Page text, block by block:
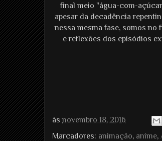
final meio "água-com-
apesar da decadência
nessa mesma fase, somos
e reflexões dos episódios
àsnovembro 18, 2016
Marcadores: animação, anime,